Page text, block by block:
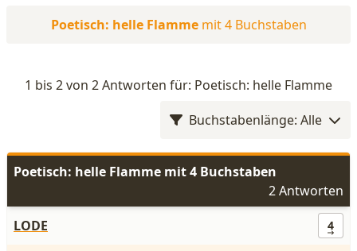
Poetisch: helle Flamme mit 4 Buchstaben
1 bis 2 von 2 Antworten für: Poetisch: helle Flamme
Buchstabenlänge: Alle
Poetisch: helle Flamme mit 4 Buchstaben
2 Antworten
LODE
4